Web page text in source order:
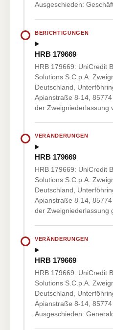
Ausgeschieden:
BERICHTIGUNGEN
HRB 179669
HRB 179669: UniCredit
Solutions S.C.p.A.
Deutschland,
Apianstraße 8-14,
der Zweigniederlassung
VERÄNDERUNGEN
HRB 179669
HRB 179669: UniCredit
Solutions S.C.p.A.
Deutschland,
Apianstraße 8-14,
der Zweigniederlassung
VERÄNDERUNGEN
HRB 179669
HRB 179669: UniCredit
Solutions S.C.p.A.
Deutschland,
Apianstraße 8-14, 85774
Ausgeschieden: